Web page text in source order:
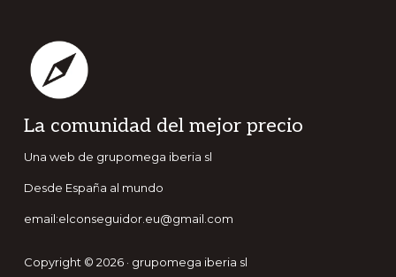
Footer
La comunidad del mejor precio
Una web de grupomega iberia sl
Desde España al mundo
email:elconseguidor.eu@gmail.com
Copyright © 2026 · grupomega iberia sl